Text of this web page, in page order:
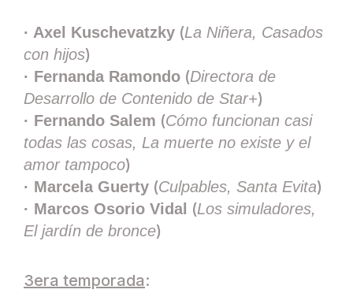
· Axel Kuschevatzky (La Niñera, Casados
con hijos)
· Fernanda Ramondo (Directora de
Desarrollo de Contenido de Star+)
· Fernando Salem (Cómo funcionan casi
todas las cosas, La muerte no existe y el
amor tampoco)
· Marcela Guerty (Culpables, Santa Evita)
· Marcos Osorio Vidal (Los simuladores,
El jardín de bronce)
3era temporada: